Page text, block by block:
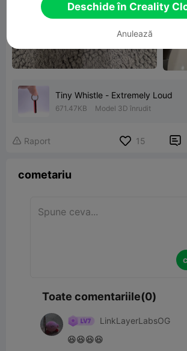
Tiny Whistle - Extremely Loud
671.47KB Model 3D înrudit
 Raport 15 
cometariu
Toate comentariile(0)
LinkLayerLabsOG
😆😆😆😆
Deschide în Creality
Anulează